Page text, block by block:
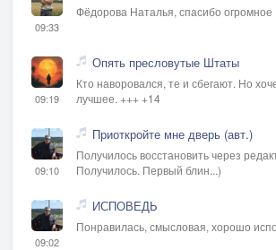
09:33
Фёдорова Наталья, спасибо огромное
09:19
Опять пресловутые Штаты
Кто наворовался, те и сбегают. Но
лучшее. +++ +14
09:10
Приоткройте мне дверь (авт.)
Получилось восстановить через
Получилось. Первый блин...)
09:02
ИСПОВЕДЬ
Понравилась, смысловая, хорошо